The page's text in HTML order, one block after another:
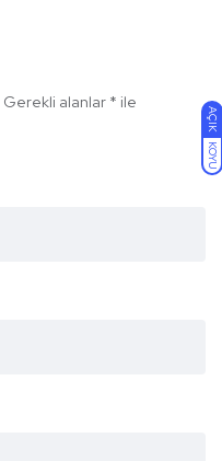
AÇIK
KOYU
Gerekli alanlar * ile